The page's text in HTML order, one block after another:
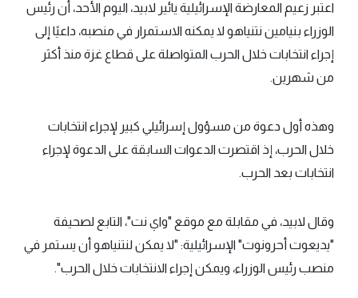
اعتبر زعيم المعارضة الإسرائيلية يائير لابيد، اليوم الأحد، أن رئيس
الوزراء بنيامين نتنياهو لا يمكنه الاستمرار في منصبه، داعيًا إلى
إجراء انتخابات خلال الحرب المتواصلة على قطاع غزة منذ أكثر
من شهرين.
وهذه أول دعوة من مسؤول إسرائيلي كبير لإجراء انتخابات
خلال الحرب، إذ اقتصرت الدعوات السابقة على الدعوة لإجراء
انتخابات بعد الحرب.
وقال لابيد، في مقابلة مع موقع "واي نت"، التابع لصحيفة
"يديعوت أحرونوت" الإسرائيلية: "لا يمكن لنتنياهو أن يستمر في
منصب رئيس الوزراء، ويمكن إجراء الانتخابات خلال الحرب".